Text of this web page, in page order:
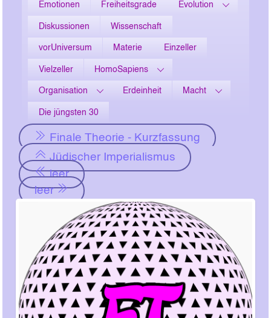
Emotionen Freiheitsgrade Evolution
Diskussionen Wissenschaft
vorUniversum Materie Einzeller
Vielzeller HomoSapiens
Organisation Erdeinheit Macht
Die jüngsten 30
Finale Theorie - Kurzfassung
Jüdischer Imperialismus
leer
leer